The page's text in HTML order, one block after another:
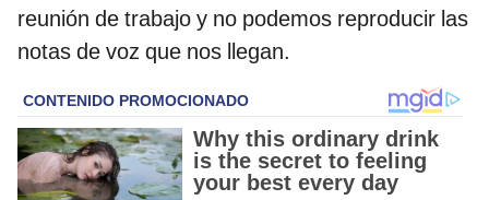
reunión de trabajo y no podemos reproducir las
notas de voz que nos llegan.